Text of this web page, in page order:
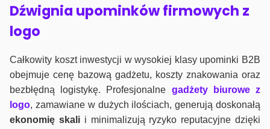
Dźwignia upominków firmowych z
logo
Całkowity koszt inwestycji w wysokiej klasy upominki B2B
obejmuje cenę bazową gadżetu, koszty znakowania oraz
bezbłędną logistykę. Profesjonalne gadżety biurowe z
logo, zamawiane w dużych ilościach, generują doskonałą
ekonomię skalii minimalizują ryzyko reputacyjne dzięki